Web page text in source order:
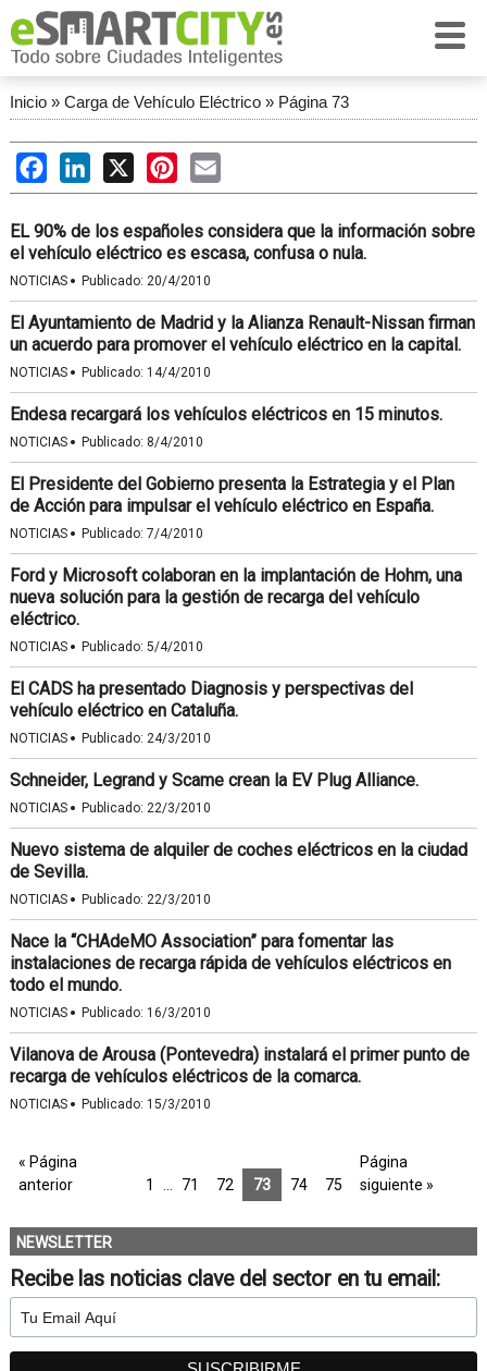
Inicio» Carga de Vehículo Eléctrico» Página 73
FacebookLinkedIn
X PinterestEmail
EL 90% de los españoles considera que la información sobre
el vehículo eléctrico es escasa, confusa o nula.
NOTICIAS · Publicado: 20/4/2010
El Ayuntamiento de Madrid y la Alianza Renault-Nissan firman
un acuerdo para promover el vehículo eléctrico en la capital.
NOTICIAS · Publicado: 14/4/2010
Endesa recargará los vehículos eléctricos en 15 minutos.
NOTICIAS · Publicado: 8/4/2010
El Presidente del Gobierno presenta la Estrategia y el Plan
de Acción para impulsar el vehículo eléctrico en España.
NOTICIAS · Publicado: 7/4/2010
Ford y Microsoft colaboran en la implantación de Hohm, una
nueva solución para la gestión de recarga del vehículo
eléctrico.
NOTICIAS · Publicado: 5/4/2010
El CADS ha presentado Diagnosis y perspectivas del
vehículo eléctrico en Cataluña.
NOTICIAS · Publicado: 24/3/2010
Schneider, Legrand y Scame crean la EV Plug Alliance.
NOTICIAS · Publicado: 22/3/2010
Nuevo sistema de alquiler de coches eléctricos en la ciudad
de Sevilla.
NOTICIAS · Publicado: 22/3/2010
Nace la “CHAdeMO Association” para fomentar las
instalaciones de recarga rápida de vehículos eléctricos en
todo el mundo.
NOTICIAS · Publicado: 16/3/2010
Vilanova de Arousa (Pontevedra) instalará el primer punto de
recarga de vehículos eléctricos de la comarca.
NOTICIAS · Publicado: 15/3/2010
« Página
anterior
1 71 72 73 74 75
Página
siguiente »
NEWSLETTER
Recibe las noticias clave del sector en tu email: